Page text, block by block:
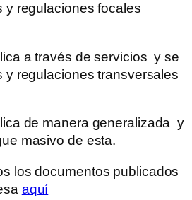
y regulaciones focales
a través de servicios y se
y regulaciones transversales
de manera generalizada y
masivo de esta.
los documentos publicados
aquí